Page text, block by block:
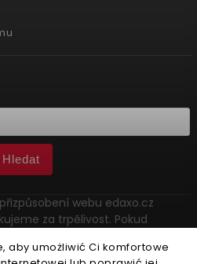
aby umożliwić Ci komfortowe
Hledat
webu edaxo.cz
za trpělivost. Pokud